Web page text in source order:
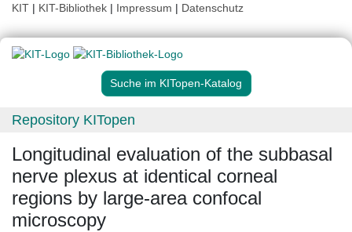
KIT | KIT-Bibliothek | Impressum | Datenschutz
Suche im KITopen-Katalog
Repository KITopen
Longitudinal evaluation of the subbasal
nerve plexus at identical corneal
regions by large-area confocal
microscopy